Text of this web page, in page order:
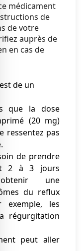
médicament
de
de votre
auprès de
en cas de
de un
que la dose
(20 mg)
ressentez pas
de prendre
2 à 3 jours
une
du reflux
exemple, les
régurgitation
peut aller